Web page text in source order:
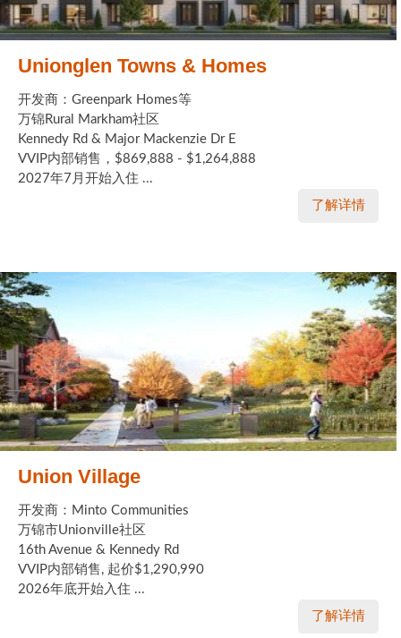
Unionglen Towns & Homes
开发商：Greenpark Homes等
万锦Rural Markham社区
Kennedy Rd & Major Mackenzie Dr E
VVIP内部销售，$869,888 - $1,264,888
2027年7月开始入住 ...
了解详情
Union Village
开发商：Minto Communities
万锦市Unionville社区
16th Avenue & Kennedy Rd
VVIP内部销售, 起价$1,290,990
2026年底开始入住 ...
了解详情